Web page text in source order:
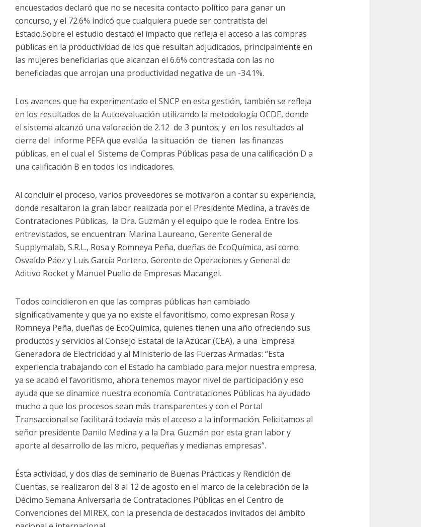
encuestados declaró que no se necesita contacto político para ganar un
concurso, y el 72.6% indicó que cualquiera puede ser contratista del
Estado.Sobre el estudio destacó el impacto que refleja el acceso a las compras
públicas en la productividad de los que resultan adjudicados, principalmente en
las mujeres beneficiarias que alcanzan el 6.6% contrastada con las no
beneficiadas que arrojan una productividad negativa de un -34.1%.
Los avances que ha experimentado el SNCP en esta gestión, también se refleja
en los resultados de la Autoevaluación utilizando la metodología OCDE, donde
el sistema alcanzó una valoración de 2.12 de 3 puntos; y en los resultados al
cierre del informe PEFA que evalúa la situación de tienen las finanzas
públicas, en el cual el Sistema de Compras Públicas pasa de una calificación D a
una calificación B en todos los indicadores.
Al concluir el proceso, varios proveedores se motivaron a contar su experiencia,
donde resaltaron la gran labor realizada por el Presidente Medina, a través de
Contrataciones Públicas, la Dra. Guzmán y el equipo que le rodea. Entre los
entrevistados, se encuentran: Marina Laureano, Gerente General de
Supplymalab, S.R.L., Rosa y Romneya Peña, dueñas de EcoQuímica, así como
Osvaldo Páez y Luis García Portero, Gerente de Operaciones y General de
Aditivo Rocket y Manuel Puello de Empresas Macangel.
Todos coincidieron en que las compras públicas han cambiado
significativamente y que ya no existe el favoritismo, como expresan Rosa y
Romneya Peña, dueñas de EcoQuímica, quienes tienen una año ofreciendo sus
productos y servicios al Consejo Estatal de la Azúcar (CEA), a una Empresa
Generadora de Electricidad y al Ministerio de las Fuerzas Armadas: “Esta
experiencia trabajando con el Estado ha cambiado para mejor nuestra empresa,
ya se acabó el favoritismo, ahora tenemos mayor nivel de participación y eso
ayuda que se dinamice nuestra economía. Contrataciones Públicas ha ayudado
mucho a que los procesos sean más transparentes y con el Portal
Transaccional se facilitará todavía más el acceso a la información. Felicitamos al
señor presidente Danilo Medina y a la Dra. Guzmán por esta gran labor y
aporte al desarrollo de las micro, pequeñas y medianas empresas”.
Ésta actividad, y dos días de seminario de Buenas Prácticas y Rendición de
Cuentas, se realizaron del 8 al 12 de agosto en el marco de la celebración de la
Décimo Semana Aniversaria de Contrataciones Públicas en el Centro de
Convenciones del MIREX, con la presencia de destacados invitados del ámbito